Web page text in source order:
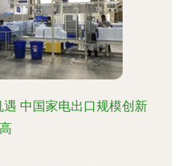
中国家电出口规模创新
高